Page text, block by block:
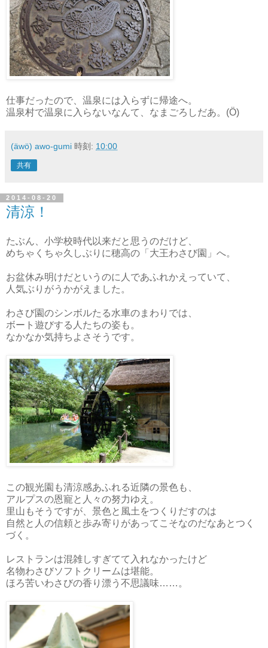
仕事だったので、温泉には入らずに帰途へ。
温泉村で温泉に入らないなんて、なまごろしだあ。(Ö)
(äwö) awo-gumi 時刻: 10:00
共有
2014-08-20
清涼！
たぶん、小学校時代以来だと思うのだけど、
めちゃくちゃ久しぶりに穂高の「大王わさび園」へ。
お盆休み明けだというのに人であふれかえっていて、
人気ぶりがうかがえました。
わさび園のシンボルたる水車のまわりでは、
ボート遊びする人たちの姿も。
なかなか気持ちよさそうです。
この観光園も清涼感あふれる近隣の景色も、
アルプスの恩寵と人々の努力ゆえ。
里山もそうですが、景色と風土をつくりだすのは
自然と人の信頼と歩み寄りがあってこそなのだなあとつく
づく。
レストランは混雑しすぎてて入れなかったけど
名物わさびソフトクリームは堪能。
ほろ苦いわさびの香り漂う不思議味……。